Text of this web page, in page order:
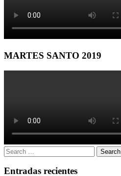
MARTES SANTO 2019
Search
for:
Search
Entradas recientes